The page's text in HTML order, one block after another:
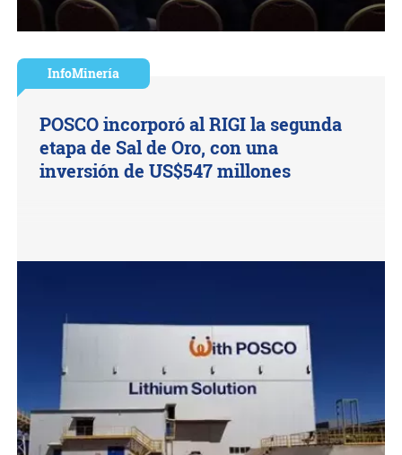
InfoMinería
POSCO incorporó al RIGI la segunda
etapa de Sal de Oro, con una
inversión de US$547 millones